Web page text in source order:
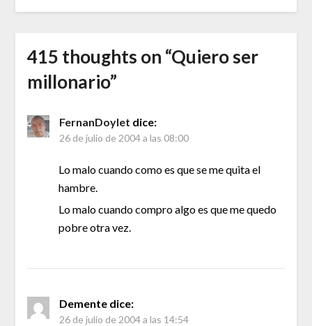
415 thoughts on “Quiero ser
millonario”
FernanDoylet dice:
26 de julio de 2004 a las 08:00
Lo malo cuando como es que se me quita el
hambre.
Lo malo cuando compro algo es que me quedo
pobre otra vez.
Demente dice:
26 de julio de 2004 a las 14:54